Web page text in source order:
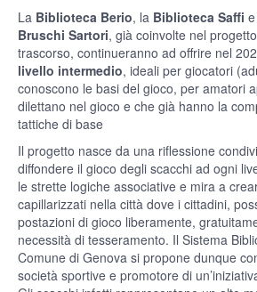
La Biblioteca Berio, la Biblioteca Saffi
Bruschi Sartori, già coinvolte nel
trascorso, continueranno ad offrire nel
livello intermedio, ideali per giocatori
conoscono le basi del gioco, per amatori
dilettano nel gioco e che già hanno la
tattiche di base
Il progetto nasce da una riflessione
diffondere il gioco degli scacchi ad ogni
le strette logiche associative e mira a
capillarizzati nella città dove i cittadini,
postazioni di gioco liberamente,
necessità di tesseramento. Il Sistema
Comune di Genova si propone dunque
società sportive e promotore di